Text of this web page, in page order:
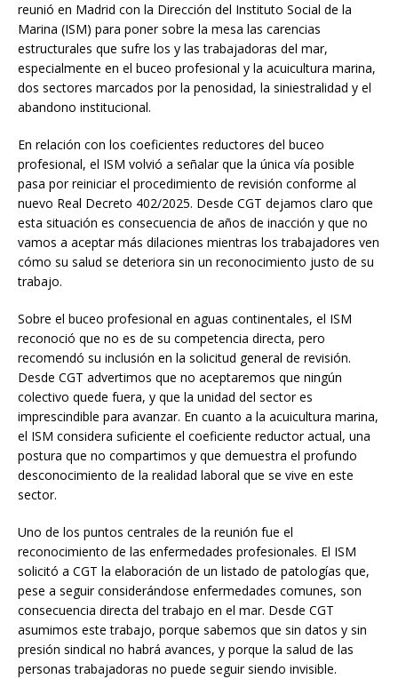
reunió en Madrid con la Dirección del Instituto Social de la
Marina (ISM) para poner sobre la mesa las carencias
estructurales que sufre los y las trabajadoras del mar,
especialmente en el buceo profesional y la acuicultura marina,
dos sectores marcados por la penosidad, la siniestralidad y el
abandono institucional.
En relación con los coeficientes reductores del buceo
profesional, el ISM volvió a señalar que la única vía posible
pasa por reiniciar el procedimiento de revisión conforme al
nuevo Real Decreto 402/2025. Desde CGT dejamos claro que
esta situación es consecuencia de años de inacción y que no
vamos a aceptar más dilaciones mientras los trabajadores ven
cómo su salud se deteriora sin un reconocimiento justo de su
trabajo.
Sobre el buceo profesional en aguas continentales, el ISM
reconoció que no es de su competencia directa, pero
recomendó su inclusión en la solicitud general de revisión.
Desde CGT advertimos que no aceptaremos que ningún
colectivo quede fuera, y que la unidad del sector es
imprescindible para avanzar. En cuanto a la acuicultura marina,
el ISM considera suficiente el coeficiente reductor actual, una
postura que no compartimos y que demuestra el profundo
desconocimiento de la realidad laboral que se vive en este
sector.
Uno de los puntos centrales de la reunión fue el
reconocimiento de las enfermedades profesionales. El ISM
solicitó a CGT la elaboración de un listado de patologías que,
pese a seguir considerándose enfermedades comunes, son
consecuencia directa del trabajo en el mar. Desde CGT
asumimos este trabajo, porque sabemos que sin datos y sin
presión sindical no habrá avances, y porque la salud de las
personas trabajadoras no puede seguir siendo invisible.